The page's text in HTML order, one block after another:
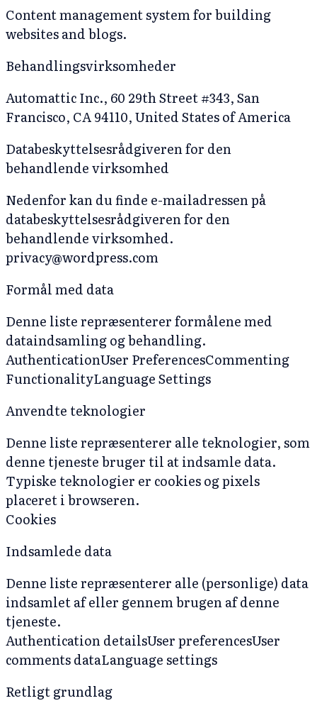
Content management system for building
websites and blogs.
Behandlingsvirksomheder
Automattic Inc., 60 29th Street #343, San
Francisco, CA 94110, United States of America
Databeskyttelsesrådgiveren for den
behandlende virksomhed
Nedenfor kan du finde e-mailadressen på
databeskyttelsesrådgiveren for den
behandlende virksomhed.
privacy@wordpress.com
Formål med data
Denne liste repræsenterer formålene med
dataindsamling og behandling.
AuthenticationUser PreferencesCommenting
FunctionalityLanguage Settings
Anvendte teknologier
Denne liste repræsenterer alle teknologier, som
denne tjeneste bruger til at indsamle data.
Typiske teknologier er cookies og pixels
placeret i browseren.
Cookies
Indsamlede data
Denne liste repræsenterer alle (personlige) data
indsamlet af eller gennem brugen af denne
tjeneste.
Authentication detailsUser preferencesUser
comments dataLanguage settings
Retligt grundlag